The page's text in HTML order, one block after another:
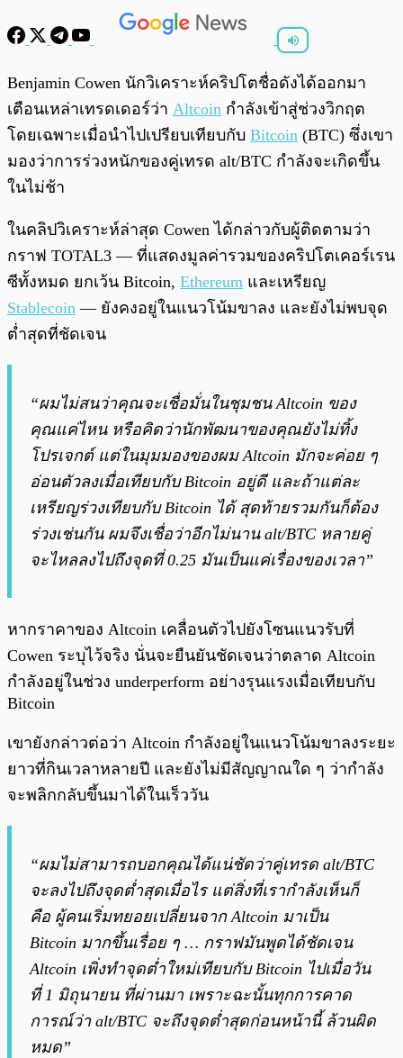
0:00
Benjamin Cowen นักวิเคราะห์คริปโตชื่อดังได้ออกมา
เตือนเหล่าเทรดเดอร์ว่า Altcoin กำลังเข้าสู่ช่วงวิกฤต
โดยเฉพาะเมื่อนำไปเปรียบเทียบกับ Bitcoin (BTC) ซึ่งเขา
มองว่าการร่วงหนักของคู่เทรด alt/BTC กำลังจะเกิดขึ้น
ในไม่ช้า
ในคลิปวิเคราะห์ล่าสุด Cowen ได้กล่าวกับผู้ติดตามว่า
กราฟ TOTAL3 — ที่แสดงมูลค่ารวมของคริปโตเคอร์เรน
ซีทั้งหมด ยกเว้น Bitcoin, Ethereum และเหรียญ
Stablecoin — ยังคงอยู่ในแนวโน้มขาลง และยังไม่พบจุด
ต่ำสุดที่ชัดเจน
“ผมไม่สนว่าคุณจะเชื่อมั่นในชุมชน Altcoin ของ
คุณแค่ไหน หรือคิดว่านักพัฒนาของคุณยังไม่ทิ้ง
โปรเจกต์ แต่ในมุมมองของผม Altcoin มักจะค่อย ๆ
อ่อนตัวลงเมื่อเทียบกับ Bitcoin อยู่ดี และถ้าแต่ละ
เหรียญร่วงเทียบกับ Bitcoin ได้ สุดท้ายรวมกันก็ต้อง
ร่วงเช่นกัน ผมจึงเชื่อว่าอีกไม่นาน alt/BTC หลายคู่
จะไหลลงไปถึงจุดที่ 0.25 มันเป็นแค่เรื่องของเวลา”
หากราคาของ Altcoin เคลื่อนตัวไปยังโซนแนวรับที่
Cowen ระบุไว้จริง นั่นจะยืนยันชัดเจนว่าตลาด Altcoin
กำลังอยู่ในช่วง underperform อย่างรุนแรงเมื่อเทียบกับ
Bitcoin
เขายังกล่าวต่อว่า Altcoin กำลังอยู่ในแนวโน้มขาลงระยะ
ยาวที่กินเวลาหลายปี และยังไม่มีสัญญาณใด ๆ ว่ากำลัง
จะพลิกกลับขึ้นมาได้ในเร็ววัน
“ผมไม่สามารถบอกคุณได้แน่ชัดว่าคู่เทรด alt/BTC
จะลงไปถึงจุดต่ำสุดเมื่อไร แต่สิ่งที่เรากำลังเห็นก็
คือ ผู้คนเริ่มทยอยเปลี่ยนจาก Altcoin มาเป็น
Bitcoin มากขึ้นเรื่อย ๆ … กราฟมันพูดได้ชัดเจน
Altcoin เพิ่งทำจุดต่ำใหม่เทียบกับ Bitcoin ไปเมื่อวัน
ที่ 1 มิถุนายน ที่ผ่านมา เพราะฉะนั้นทุกการคาด
การณ์ว่า alt/BTC จะถึงจุดต่ำสุดก่อนหน้านี้ ล้วนผิด
หมด”